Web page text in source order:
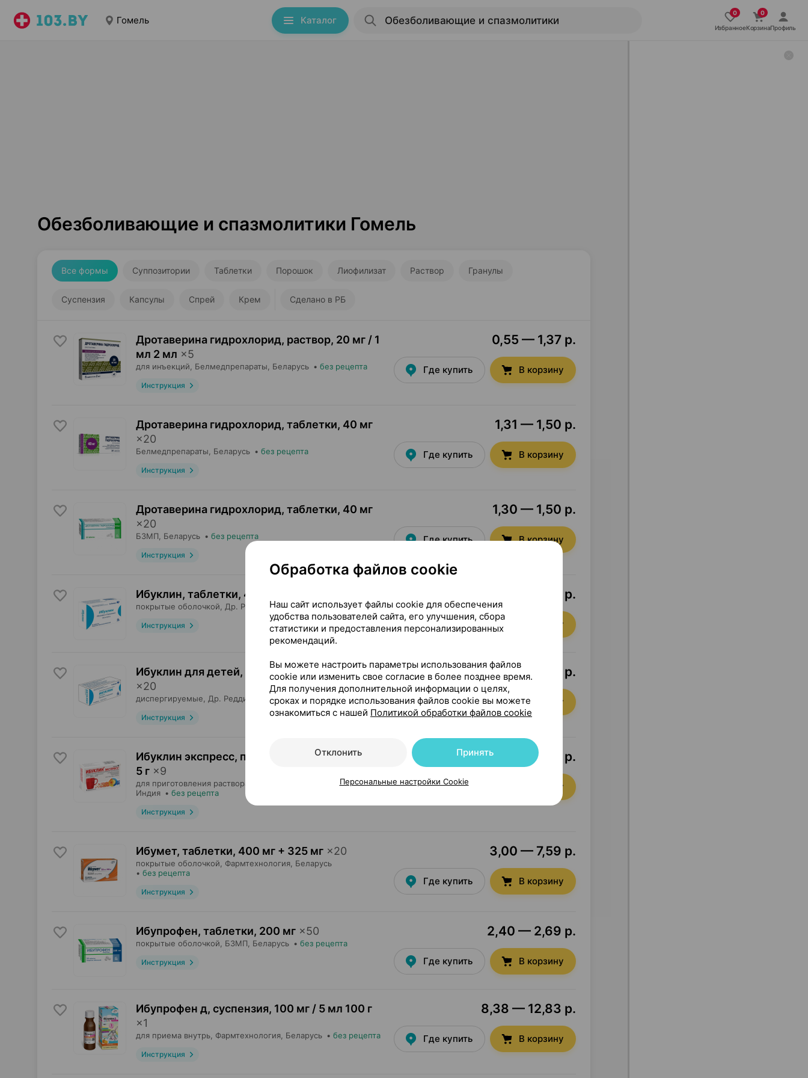
Гомель Каталог
ИзбранноеКорзинаПрофиль
Обезболивающие и спазмолитики Гомель
Все формы Суппозитории Таблетки Порошок Лиофилизат Раствор Гранулы
Суспензия Капсулы Спрей Крем Сделано в РБ
Дротаверина гидрохлорид, раствор, 20 мг / 1
мл 2 мл ×5
для инъекций, Белмедпрепараты , Беларусь • без рецепта
Инструкция
0,55 — 1,37 р.
Где купить В корзину
Дротаверина гидрохлорид, таблетки, 40 мг
×20
Белмедпрепараты , Беларусь • без рецепта
Инструкция
1,31 — 1,50 р.
Где купить В корзину
Дротаверина гидрохлорид, таблетки, 40 мг
×20
БЗМП , Беларусь • без рецепта
Инструкция
1,30 — 1,50 р.
Где купить В корзину
Ибуклин, таблетки, 400 мг + 325 мг
покрытые оболочкой, Др. Редди`с, Индия• без рецепта
Инструкция
8,92 — 10,66 р.
Где купить В корзину
Ибуклин для детей, таблетки, 100 мг + 125 мг
×20
диспергируемые, Др. Редди`с , Индия•без рецепта
Инструкция
6,97 — 8,66 р.
Где купить В корзину
Ибуклин экспресс, порошок
400 мг + 325 мг
5 г ×9
для приготовления раствора для приема внутрь, Др. Редди`с,
Индия • без рецепта
Инструкция
13,14 — 19,18 р.
Где купить В корзину
Ибумет, таблетки, 400 мг + 325 мг ×20
покрытые оболочкой, Фармтехнология , Беларусь
• без рецепта
Инструкция
3,00 — 7,59 р.
Где купить В корзину
Ибупрофен, таблетки, 200 мг ×50
покрытые оболочкой, БЗМП , Беларусь • без рецепта
Инструкция
2,40 — 2,69 р.
Где купить В корзину
Ибупрофен д, суспензия, 100 мг / 5 мл 100 г
×1
для приема внутрь, Фармтехнология , Беларусь • без рецепта
Инструкция
8,38 — 12,83 р.
Где купить В корзину
Обработка файлов cookie
Наш сайт использует файлы cookie для обеспечения
удобства пользователей сайта, его улучшения, сбора
статистики и предоставления персонализированных
рекомендаций.
Вы можете настроить параметры использования файлов
cookie или изменить свое согласие в более позднее время.
Для получения дополнительной информации о целях,
сроках и порядке использования файлов cookie вы можете
ознакомиться с нашей Политикой обработки файлов cookie
Отклонить Принять
Персональные настройки Cookie